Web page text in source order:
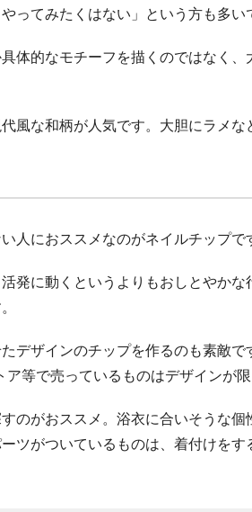
ってみたくはない」という方も多い
体的なモチーフを描くのではなく
風な和柄が人気です。大胆にラメな
人におススメなのがネイルチップで
発に動くというよりもおしとやか
デザインのチップを作るのも素敵
等で売っているものはデザインが限
のがおススメ。浴衣に合いそうな
ツがついているものは、着付けを